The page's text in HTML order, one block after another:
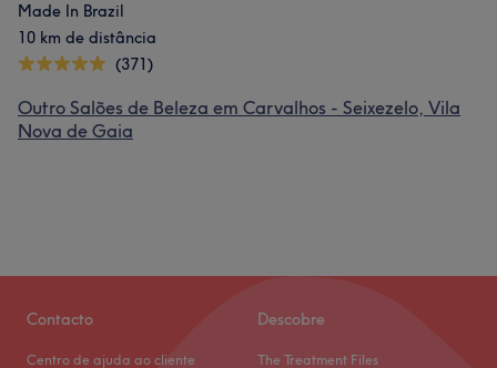
Made In Brazil
10 km de distância
(371)
Outro Salões de Beleza em Carvalhos - Seixezelo, Vila
Nova de Gaia
Contacto
Centro de ajuda ao cliente
Descobre
The Treatment Files